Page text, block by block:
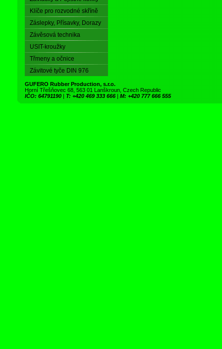
Klíče pro rozvodné skříně
Záslepky, Přísavky, Dorazy
Závěsová technika
USIT-kroužky
Třmeny a očnice
Závitové tyče DIN 976
GUFERO Rubber Production, s.r.o.
Horní Třešňovec 68, 563 01 Lanškroun, Czech Republic
IČO: 64791190 | T: +420 469 333 666 | M: +420 777 666 555